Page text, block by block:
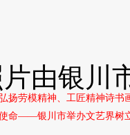
由银川
扬劳模精神、工匠精神诗书
命——银川市举办文艺界树